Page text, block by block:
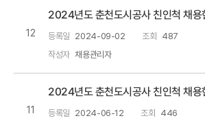
12
2024년도 춘천도시공사 친인척 채
등록일 2024-09-02 조회 487
작성자 채용관리자
11
2024년도 춘천도시공사 친인척 채용
등록일 2024-06-12 조회 446